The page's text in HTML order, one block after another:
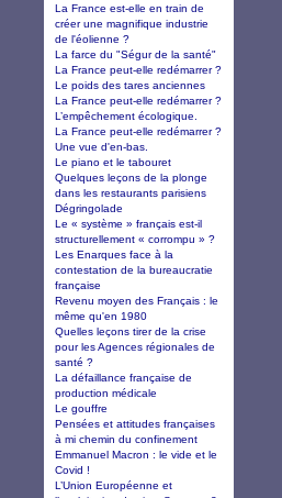
La France est-elle en train de
créer une magnifique industrie
de l'éolienne ?
La farce du "Ségur de la santé"
La France peut-elle redémarrer ?
Le poids des tares anciennes
La France peut-elle redémarrer ?
L’empêchement écologique.
La France peut-elle redémarrer ?
Une vue d'en-bas.
Le piano et le tabouret
Quelques leçons de la plonge
dans les restaurants parisiens
Dégringolade
Le « système » français est-il
structurellement « corrompu » ?
Les Enarques face à la
contestation de la bureaucratie
française
Revenu moyen des Français : le
même qu'en 1980
Quelles leçons tirer de la crise
pour les Agences régionales de
santé ?
La défaillance française de
production médicale
Le gouffre
Pensées et attitudes françaises
à mi chemin du confinement
Emmanuel Macron : le vide et le
Covid !
L’Union Européenne et